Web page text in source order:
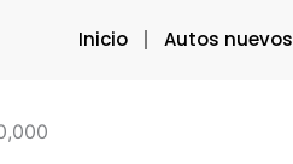
Inicio Autos nuevos